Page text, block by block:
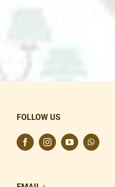
FOLLOW US